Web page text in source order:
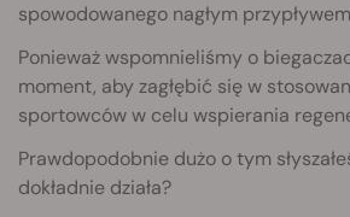
spowodowanego nagłym
Ponieważ wspomnieliśmy o
moment, aby zagłębić się w
sportowców w celu wspierania
Prawdopodobnie dużo o tym
dokładnie działa?